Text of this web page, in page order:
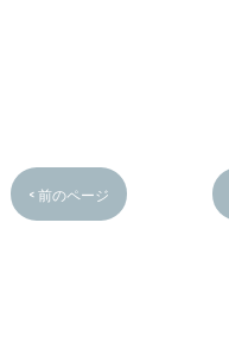
< 前のページ